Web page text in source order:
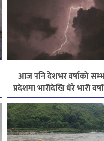
आज पनि देशभर वर्षाको
प्रदेशमा भारीदेखि धेरै भारी